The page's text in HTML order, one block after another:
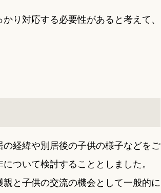
り対応する必要性があると考えて、
経緯や別居後の子供の様子などをご
ついて検討することとしました。
と子供の交流の機会として一般的に